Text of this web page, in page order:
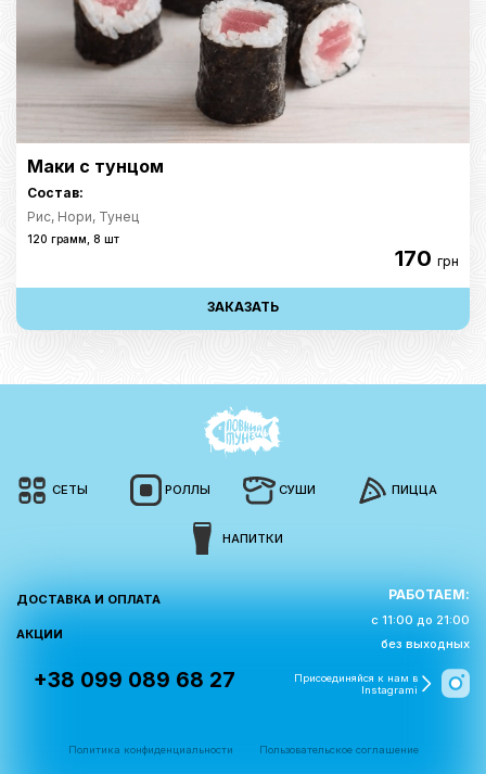
Маки с тунцом
Состав:
Рис, Нори, Тунец
120 грамм, 8 шт
170 грн
ЗАКАЗАТЬ
СЕТЫ РОЛЛЫ СУШИ ПИЦЦА
НАПИТКИ
ДОСТАВКА И ОПЛАТА
АКЦИИ
РАБОТАЕМ:
с 11:00 до 21:00
без выходных
+38 099 089 68 27
Присоединяйся к нам в
Instagrami
Политика конфиденциальности Пользовательское соглашение